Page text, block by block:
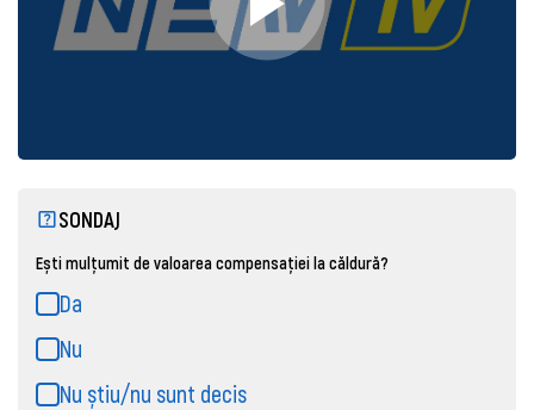
SONDAJ
Ești mulțumit de valoarea compensației la căldură?
Da
Nu
Nu știu/nu sunt decis